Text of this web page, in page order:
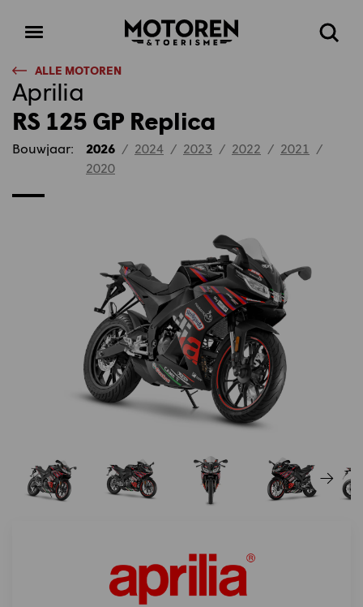
Open
Homepage Zoeken
ALLE MOTOREN
Aprilia
RS 125 GP Replica
Bouwjaar: 2026 / 2024 / 2023 / 2022 / 2021 /
2020